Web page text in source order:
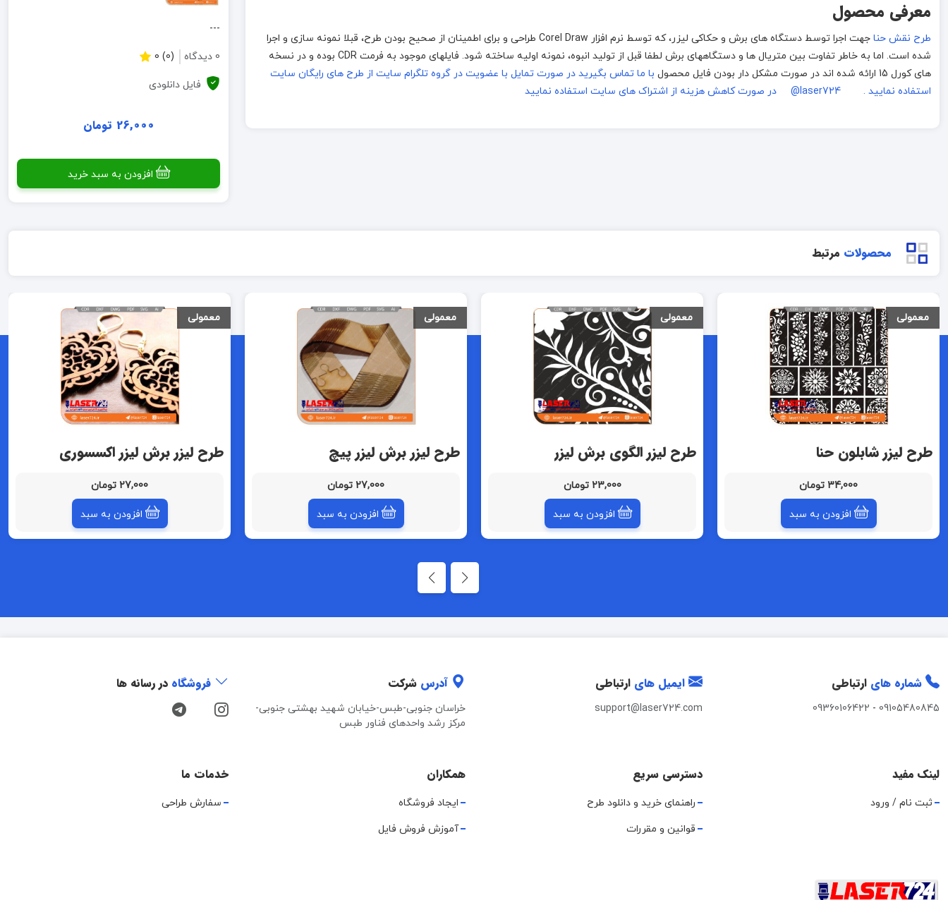
معرفی محصول
طرح نقش حنا
جهت اجرا توسط دستگاه های برش و حکاکی لیزر، که توسط نرم افزار Corel Draw طراحی و برای اطمینان از صحیح بودن طرح، قبلا نمونه سازی و اجرا
شده است. اما به خاطر تفاوت بین متریال ها و دستگاههای برش لطفا قبل از تولید انبوه، نمونه اولیه ساخته شود. فایلهای موجود به فرمت CDR بوده و در نسخه
های کورل 15 ارائه شده اند در صورت مشکل دار بودن فایل محصول
با ما تماس بگیرید در صورت تمایل با عضویت در گروه تلگرام سایت از طرح های رایگان سایت
استفاده نمایید . laser724@
در صورت کاهش هزینه از اشتراک های سایت استفاده نمایید
---
0 دیدگاه (0) 0
فایل دانلودی
26,000 تومان
افزودن به سبد خرید
محصولات مرتبط
معمولی
طرح لیزر شابلون حنا
34,000 تومان
افزودن به سبد
معمولی
طرح لیزر الگوی برش لیزر
23,000 تومان
افزودن به سبد
معمولی
طرح لیزر برش لیزر پیچ
27,000 تومان
افزودن به سبد
معمولی
طرح لیزر برش لیزر اکسسوری
27,000 تومان
افزودن به سبد
شماره های ارتباطی
09105480845
-
09360106422
ایمیل های ارتباطی
support@laser724.com
آدرس شرکت
خراسان جنوبی-طبس-خیابان شهید بهشتی جنوبی-
مرکز رشد واحدهای فناور طبس
فروشگاه در رسانه ها
لینک مفید
ثبت نام / ورود
دسترسی سریع
راهنمای خرید و دانلود طرح
قوانین و مقررات
همکاران
ایجاد فروشگاه
آموزش فروش فایل
خدمات ما
سفارش طراحی